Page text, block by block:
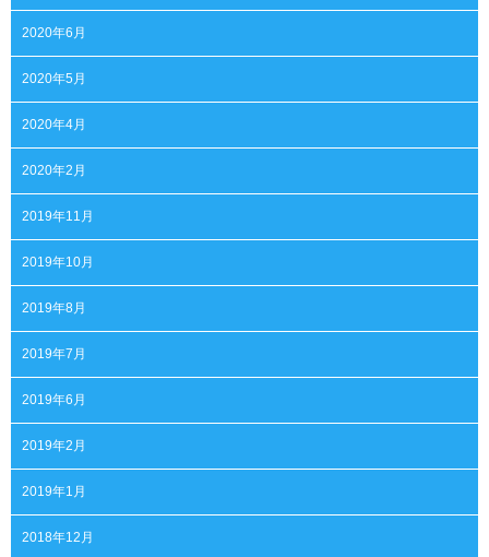
2020年6月
2020年5月
2020年4月
2020年2月
2019年11月
2019年10月
2019年8月
2019年7月
2019年6月
2019年2月
2019年1月
2018年12月